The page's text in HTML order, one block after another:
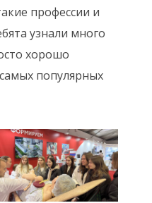
профессии и
узнали много
хорошо
популярных